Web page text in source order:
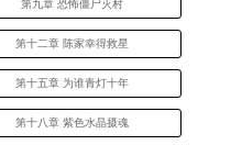
第九章 恐怖僵尸灭村
第十二章 陈家幸得救星
第十五章 为谁青灯十年
第十八章 紫色水晶摄魂